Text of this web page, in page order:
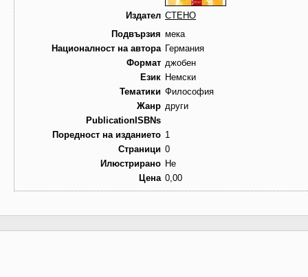
Издател СТЕНО
Подвързия мека
Националност на автора Германия
Формат джобен
Език Немски
Тематики Философия
Жанр други
PublicationISBNs
Поредност на изданието 1
Страници 0
Илюстрирано Не
Цена 0,00